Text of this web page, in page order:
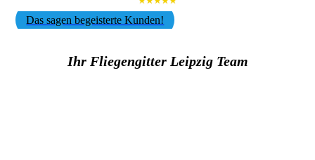
Das sagen begeisterte Kunden!
Ihr Fliegengitter Leipzig Team